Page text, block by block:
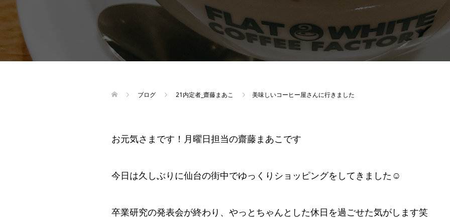
ブログ 21内定者_齋藤まあこ 美味しいコーヒー屋さんに行きました
お元気さまです！月曜日担当の齋藤まあこです
今日は久しぶりに仙台の街中でゆっくりショッピングをしてきました☺️
卒業研究の発表会が終わり、やっとちゃんとした休日を過ごせた気がします笑